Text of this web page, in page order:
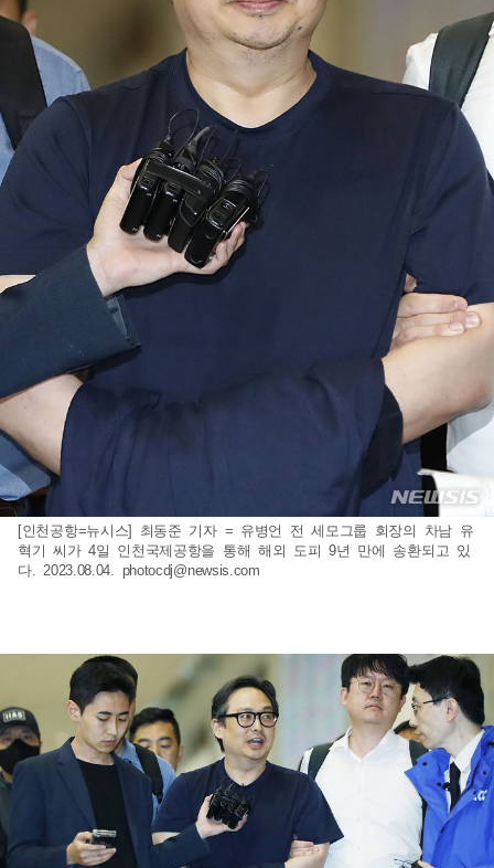
[인천공항=뉴시스] 최동준 기자 = 유병언 전 세모그룹 회장의 차남 유
혁기 씨가 4일 인천국제공항을 통해 해외 도피 9년 만에 송환되고 있
다. 2023.08.04. photocdj@newsis.com